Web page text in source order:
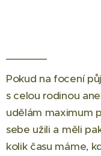
Pokud na focení
s celou rodinou
udělám maximum
sebe užili a měli
kolik času máme,